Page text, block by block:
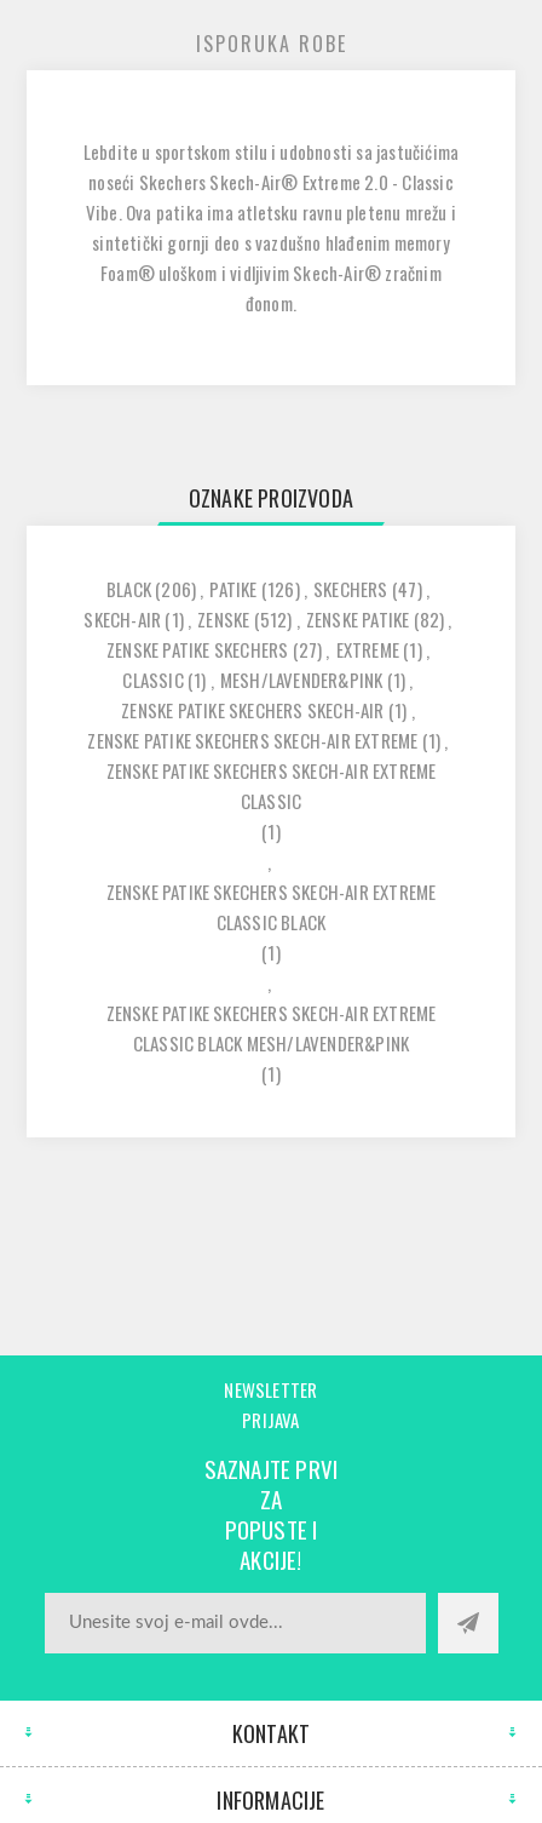
ISPORUKA ROBE
Lebdite u sportskom stilu i udobnosti sa jastučićima
noseći Skechers Skech-Air® Extreme 2.0 - Classic
Vibe. Ova patika ima atletsku ravnu pletenu mrežu i
sintetički gornji deo s vazdušno hlađenim memory
Foam® uloškom i vidljivim Skech-Air® zračnim
đonom.
OZNAKE PROIZVODA
BLACK(206), PATIKE (126), SKECHERS (47),
SKECH-AIR (1), ZENSKE (512) , ZENSKE PATIKE (82),
ZENSKE PATIKE SKECHERS (27), EXTREME(1),
CLASSIC(1) , MESH/LAVENDER&PINK (1),
ZENSKE PATIKE SKECHERS SKECH-AIR (1) ,
ZENSKE PATIKE SKECHERS SKECH-AIR EXTREME (1),
ZENSKE PATIKE SKECHERS SKECH-AIR EXTREME
CLASSIC
(1)
,
ZENSKE PATIKE SKECHERS SKECH-AIR EXTREME
CLASSIC BLACK
(1)
,
ZENSKE PATIKE SKECHERS SKECH-AIR EXTREME
CLASSIC BLACK MESH/LAVENDER&PINK
(1)
NEWSLETTER
PRIJAVA
SAZNAJTE PRVI
ZA
POPUSTE I
AKCIJE!
KONTAKT
INFORMACIJE